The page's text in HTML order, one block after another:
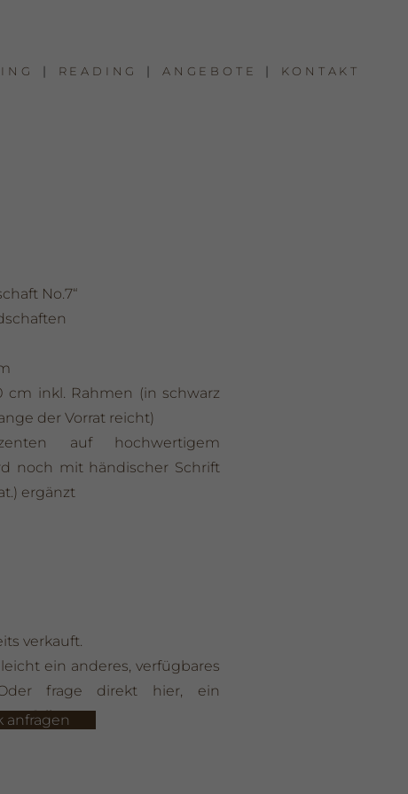
READING ANGEBOTE KONTAKT
No.7“
cm inkl. Rahmen (in schwarz
der Vorrat reicht)
auf hochwertigem
noch mit händischer Schrift
ergänzt
verkauft.
ein anderes, verfügbares
frage direkt hier, ein
Stil, an.
anfragen